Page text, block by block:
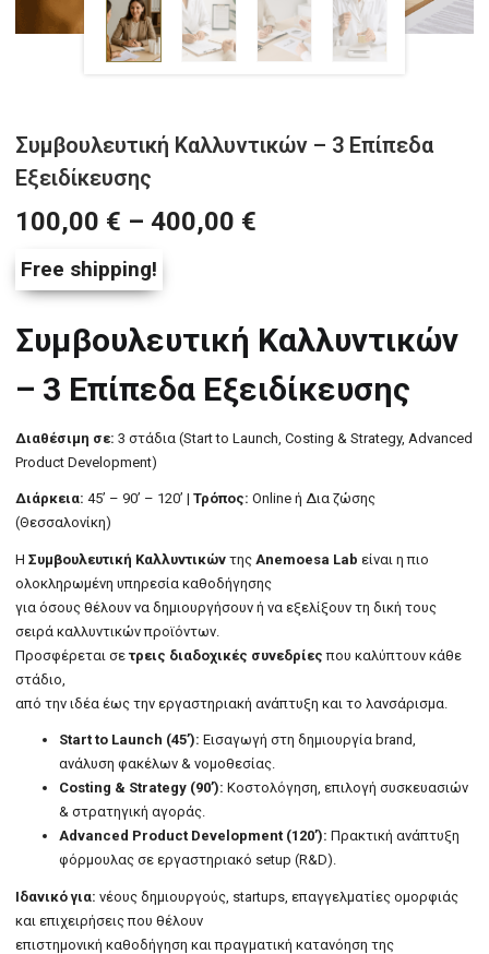
Συμβουλευτική Καλλυντικών – 3 Επίπεδα
Εξειδίκευσης
100,00 € – 400,00 €
Free shipping!
Συμβουλευτική Καλλυντικών
– 3 Επίπεδα Εξειδίκευσης
Διαθέσιμη σε: 3 στάδια (Start to Launch, Costing & Strategy, Advanced
Product Development)
Διάρκεια: 45’ – 90’ – 120’ |Τρόπος: Online ή Δια ζώσης
(Θεσσαλονίκη)
ΗΣυμβουλευτική Καλλυντικών της Anemoesa Lab είναι η πιο
ολοκληρωμένη υπηρεσία καθοδήγησης
για όσους θέλουν να δημιουργήσουν ή να εξελίξουν τη δική τους
σειρά καλλυντικών προϊόντων.
Προσφέρεται σετρεις διαδοχικές συνεδρίες που καλύπτουν κάθε
στάδιο,
από την ιδέα έως την εργαστηριακή ανάπτυξη και το λανσάρισμα.
Start to Launch (45’): Εισαγωγή στη δημιουργία brand,
ανάλυση φακέλων & νομοθεσίας.
Costing & Strategy (90’): Κοστολόγηση, επιλογή συσκευασιών
& στρατηγική αγοράς.
Advanced Product Development (120’): Πρακτική ανάπτυξη
φόρμουλας σε εργαστηριακό setup (R&D).
Ιδανικό για: νέους δημιουργούς, startups, επαγγελματίες ομορφιάς
και επιχειρήσεις που θέλουν
επιστημονική καθοδήγηση και πραγματική κατανόηση της